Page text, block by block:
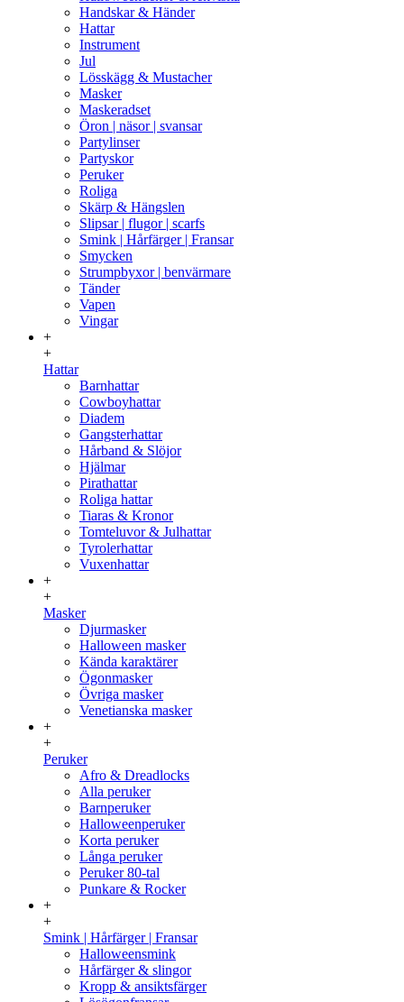
Handskar & Händer
Hattar
Instrument
Jul
Lösskägg & Mustacher
Masker
Maskeradset
Öron | näsor | svansar
Partylinser
Partyskor
Peruker
Roliga
Skärp & Hängslen
Slipsar | flugor | scarfs
Smink | Hårfärger | Fransar
Smycken
Strumpbyxor | benvärmare
Tänder
Vapen
Vingar
+
+
Hattar
Barnhattar
Cowboyhattar
Diadem
Gangsterhattar
Hårband & Slöjor
Hjälmar
Pirathattar
Roliga hattar
Tiaras & Kronor
Tomteluvor & Julhattar
Tyrolerhattar
Vuxenhattar
+
+
Masker
Djurmasker
Halloween masker
Kända karaktärer
Ögonmasker
Övriga masker
Venetianska masker
+
+
Peruker
Afro & Dreadlocks
Alla peruker
Barnperuker
Halloweenperuker
Korta peruker
Långa peruker
Peruker 80-tal
Punkare & Rocker
+
+
Smink | Hårfärger | Fransar
Halloweensmink
Hårfärger & slingor
Kropp & ansiktsfärger